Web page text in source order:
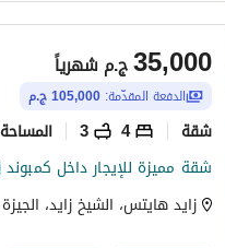
ج.م35,000 شهرياً
الدفعة المقدّمة: 105,000 ج.م
شقة 4
3 المساحة
زايد هايتس، الشيخ زايد، الجيزة